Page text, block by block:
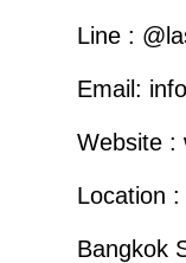
Line :
Email:
Website :
⁣⁣⁣⁣⁣⁣⁣Location : ⁣⁣⁣⁣⁣⁣⁣
Bangkok